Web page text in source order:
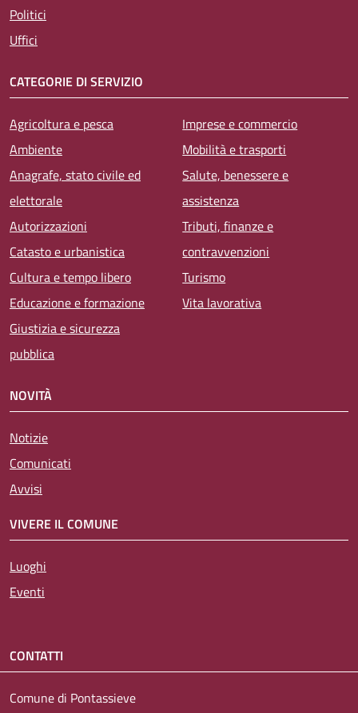
Politici
Uffici
CATEGORIE DI SERVIZIO
Agricoltura e pesca
Ambiente
Anagrafe, stato civile ed
elettorale
Autorizzazioni
Catasto e urbanistica
Cultura e tempo libero
Educazione e formazione
Giustizia e sicurezza
pubblica
Imprese e commercio
Mobilità e trasporti
Salute, benessere e
assistenza
Tributi, finanze e
contravvenzioni
Turismo
Vita lavorativa
NOVITÀ
Notizie
Comunicati
Avvisi
VIVERE IL COMUNE
Luoghi
Eventi
CONTATTI
Comune di Pontassieve